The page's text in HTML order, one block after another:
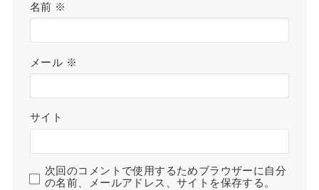
名前 ※
メール ※
サイト
次回のコメントで使用するためブラウザーに自分
の名前、メールアドレス、サイトを保存する。